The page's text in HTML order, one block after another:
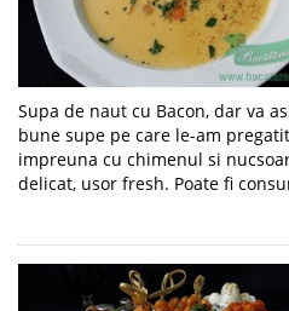
Supa de naut cu Bacon, dar va
bune supe pe care le-am
impreuna cu chimenul si
delicat, usor fresh. Poate fi